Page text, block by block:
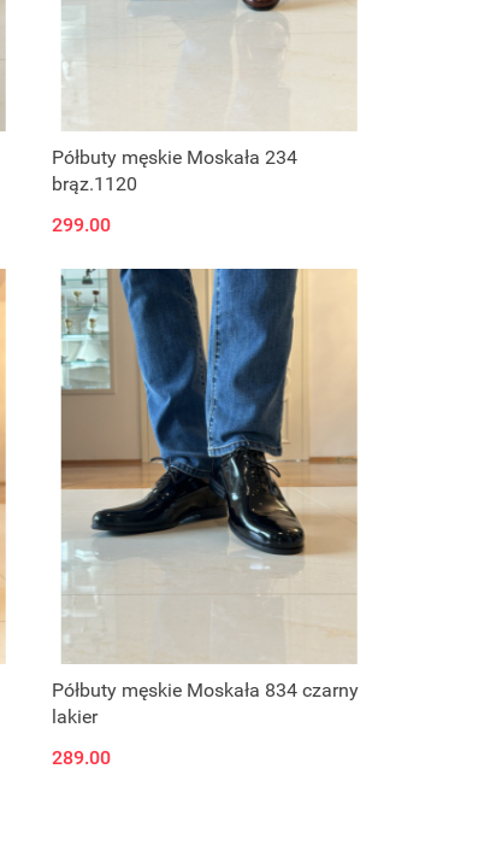
Półbuty męskie Moskała 234
brąz.1120
299.00
Półbuty męskie Moskała 834 czarny
lakier
289.00